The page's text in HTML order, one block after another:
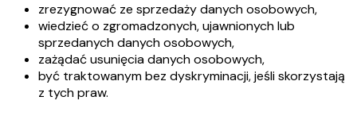
zrezygnować ze sprzedaży danych osobowych,
wiedzieć o zgromadzonych, ujawnionych lub
sprzedanych danych osobowych,
zażądać usunięcia danych osobowych,
być traktowanym bez dyskryminacji, jeśli skorzystają
z tych praw.